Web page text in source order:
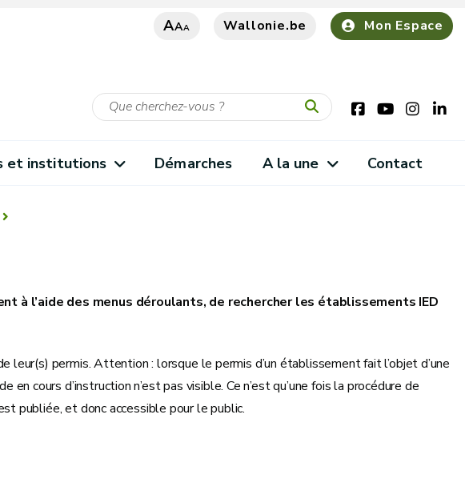
AAA Wallonie.be Mon Espace
et institutions Démarches A la une Contact
à l’aide des menus déroulants, de rechercher les établissements IED
leur(s) permis. Attention : lorsque le permis d’un établissement fait l’objet d’une
cours d’instruction n’est pas visible. Ce n’est qu’une fois la procédure de
publiée, et donc accessible pour le public.